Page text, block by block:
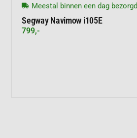
Meestal binnen een dag bezorgd
Segway Navimow i105E
799,-